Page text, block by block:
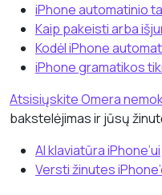
iPhone automatinio
Kaip pakeisti arba
Kodėl iPhone
iPhone gramatikos
Atsisiųskite Omera
bakstelėjimas ir jūsų
AI klaviatūra iPhone’ui
Versti žinutes